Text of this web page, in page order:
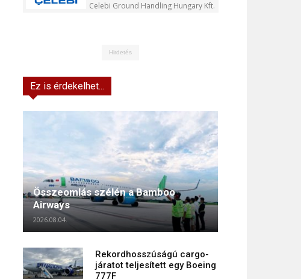
Celebi Ground Handling Hungary Kft.
Hirdetés
Ez is érdekelhet...
Összeomlás szélén a Bamboo
Airways
2026.08.04.
Rekordhosszúságú cargo-
járatot teljesített egy Boeing
777F